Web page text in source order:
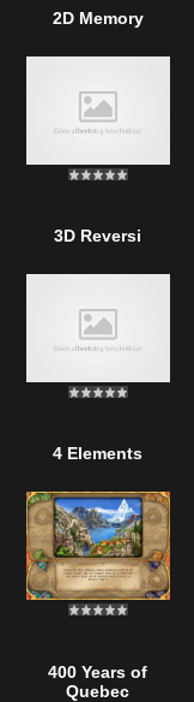
2D Memory
3D Reversi
4 Elements
400 Years of
Quebec